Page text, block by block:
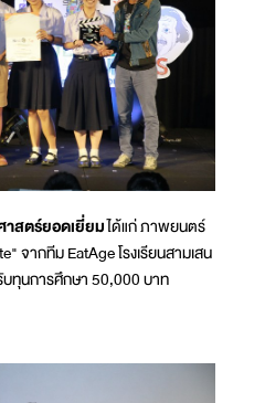
สตร์ยอดเยี่ยมได้แก่ ภาพยนตร์
จากทีม EatAge โรงเรียนสามเสน
ทุนการศึกษา 50,000 บาท